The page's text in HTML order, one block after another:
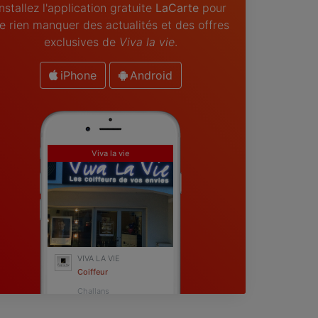
l'application gratuite LaCartepour
rien manquer des actualités et des offres
exclusives de Viva la vie.
iPhone Android
Viva la vie
VIVA LA VIE
Coiffeur
Challans